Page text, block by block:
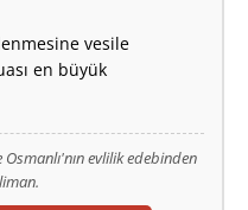
vesile
en büyük
evlilik edebinden